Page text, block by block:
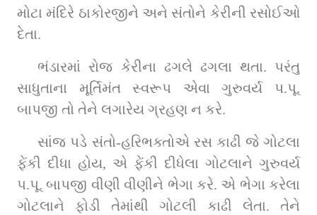
મોટા મંદિરે ઠાકોરજીને અને સંતોને કેરીની રસોઈઓ
દેતા.
ભંડારમાં રોજ કેરીના ઢગલે ઢગલા થતા. પરંતુ
સાધુતાના મૂર્તિમંત સ્વરૂપ એવા ગુરુવર્ય પ.પૂ.
બાપજી તો તેને લગારેય ગ્રહણ ન કરે.
સાંજ પડે સંતો-હરિભક્તોએ રસ કાઢી જે ગોટલા
ફેંકી દીધા હોય, એ ફેંકી દીધેલા ગોટલાને ગુરુવર્ય
પ.પૂ. બાપજી વીણી વીણીને ભેગા કરે. એ ભેગા કરેલા
ગોટલાને ફોડી તેમાંથી ગોટલી કાઢી લેતા. તેને